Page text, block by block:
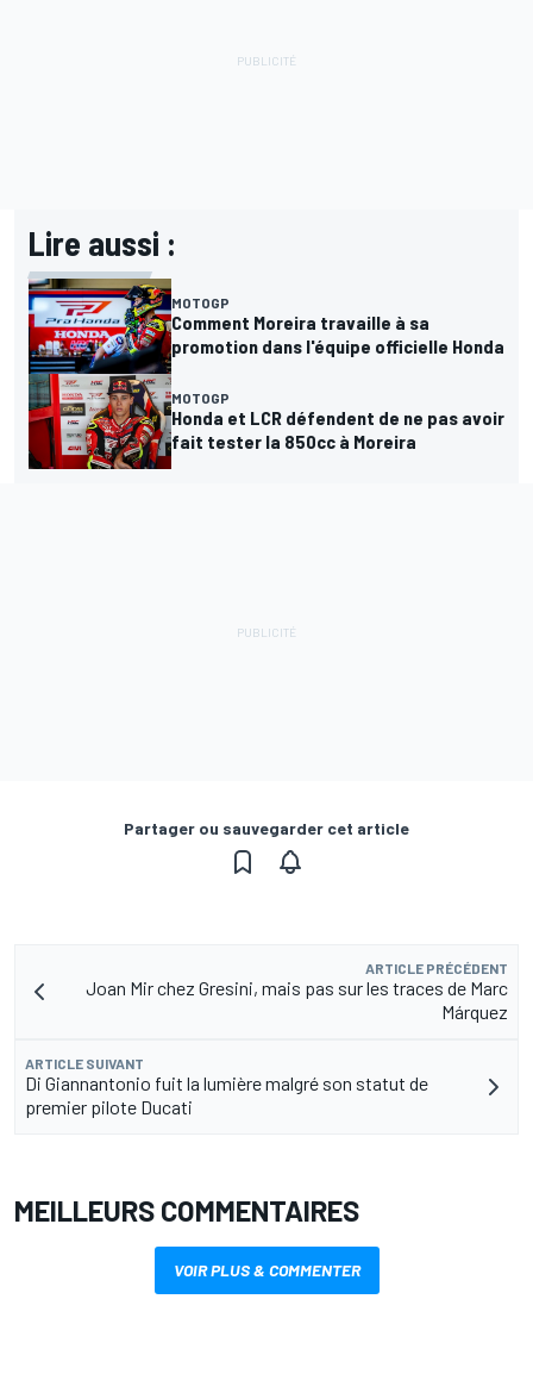
Lire aussi :
MOTOGP
Comment Moreira travaille à sa
promotion dans l'équipe officielle Honda
MOTOGP
Honda et LCR défendent de ne pas avoir
fait tester la 850cc à Moreira
Partager ou sauvegarder cet article
ARTICLE PRÉCÉDENT
Joan Mir chez Gresini, mais pas sur les traces de Marc
Márquez
ARTICLE SUIVANT
Di Giannantonio fuit la lumière malgré son statut de
premier pilote Ducati
MEILLEURS COMMENTAIRES
VOIR PLUS & COMMENTER